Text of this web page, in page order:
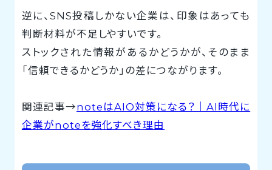
逆に、SNS投稿しかない企業は、印象はあっても
判断材料が不足しやすいです。
ストックされた情報があるかどうかが、そのまま
「信頼できるかどうか」の差につながります。
関連記事→noteはAIO対策になる？｜AI時代に
企業がnoteを強化すべき理由